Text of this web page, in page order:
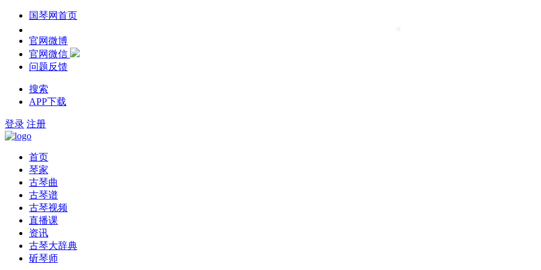
国琴网首页
官网微博
官网微信
问题反馈
搜索
APP下载
登录 注册
首页
琴家
古琴曲
古琴谱
古琴视频
直播课
资讯
古琴大辞典
斫琴师